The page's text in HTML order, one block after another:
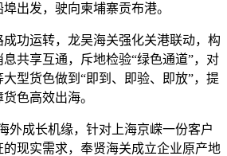
出发，驶向柬埔寨贡布港。
运转，龙吴海关强化关港联动，构
共享互通，斥地检验“绿色通道”，对
型货色做到“即到、即验、即放”，提
色高效出海。
成长机缘，针对上海京嵘一份客户
现实需求，奉贤海关成立企业原产地